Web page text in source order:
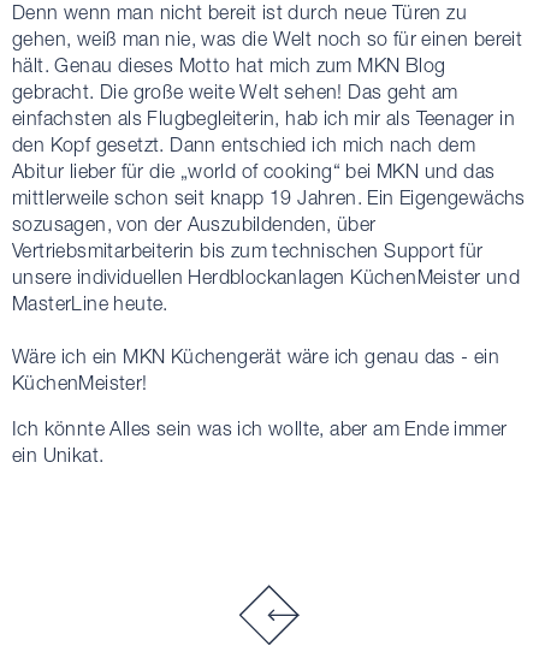
Denn wenn man nicht bereit ist durch neue Türen zu
gehen, weiß man nie, was die Welt noch so für einen bereit
hält. Genau dieses Motto hat mich zum MKN Blog
gebracht. Die große weite Welt sehen! Das geht am
einfachsten als Flugbegleiterin, hab ich mir als Teenager in
den Kopf gesetzt. Dann entschied ich mich nach dem
Abitur lieber für die „world of cooking“ bei MKN und das
mittlerweile schon seit knapp 19 Jahren. Ein Eigengewächs
sozusagen, von der Auszubildenden, über
Vertriebsmitarbeiterin bis zum technischen Support für
unsere individuellen Herdblockanlagen KüchenMeister und
MasterLine heute.
Wäre ich ein MKN Küchengerät wäre ich genau das - ein
KüchenMeister!
Ich könnte Alles sein was ich wollte, aber am Ende immer
ein Unikat.